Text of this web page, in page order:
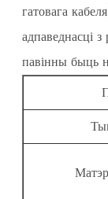
гатовага
адпаведнасці
павінны быць